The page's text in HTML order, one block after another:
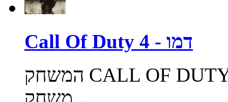
Call Of Duty 4 - דמו
המשחק CALL OF DUTY בגרסתו הרביעית מגיע אליכם!